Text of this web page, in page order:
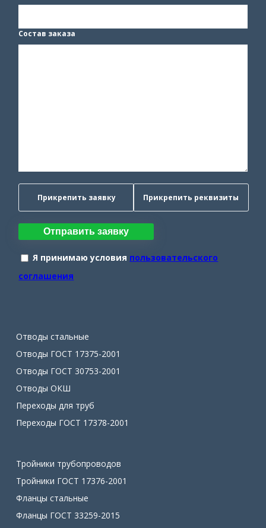
Состав заказа
Прикрепить заявку Прикрепить реквизиты
Отправить заявку
Я принимаю условия пользовательского
соглашения
Отводы стальные
Отводы ГОСТ 17375-2001
Отводы ГОСТ 30753-2001
Отводы ОКШ
Переходы для труб
Переходы ГОСТ 17378-2001
Тройники трубопроводов
Тройники ГОСТ 17376-2001
Фланцы стальные
Фланцы ГОСТ 33259-2015